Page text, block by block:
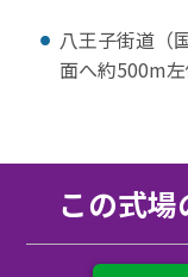
八王子街道（
面へ約500m
この式